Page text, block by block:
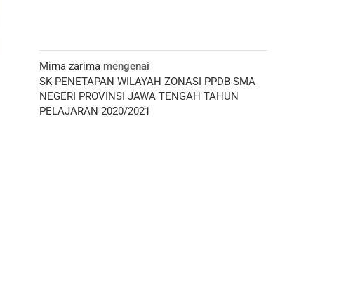
Mirna zarima mengenai
SK PENETAPAN WILAYAH ZONASI PPDB SMA
NEGERI PROVINSI JAWA TENGAH TAHUN
PELAJARAN 2020/2021